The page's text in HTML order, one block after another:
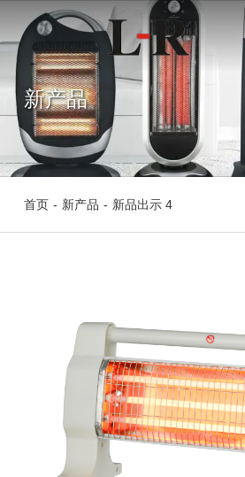
新产品
首页 - 新产品 - 新品出示 4